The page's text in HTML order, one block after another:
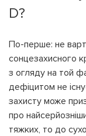
D?
По-перше: не
сонцезахисного
з огляду на той
дефіцитом не
захисту може
про
тяжких, то до